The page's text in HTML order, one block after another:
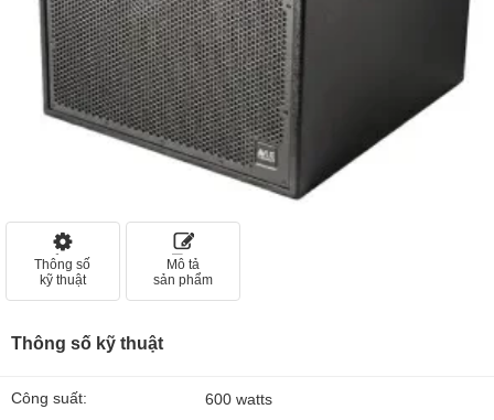
Thông số
kỹ thuật
Mô tả
sản phẩm
Thông số kỹ thuật
Công suất: 600 watts